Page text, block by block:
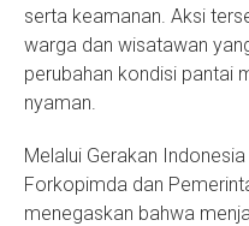
serta keamanan. Aksi
warga dan wisatawan
perubahan kondisi pantai
nyaman.
Melalui Gerakan
Forkopimda dan
menegaskan bahwa